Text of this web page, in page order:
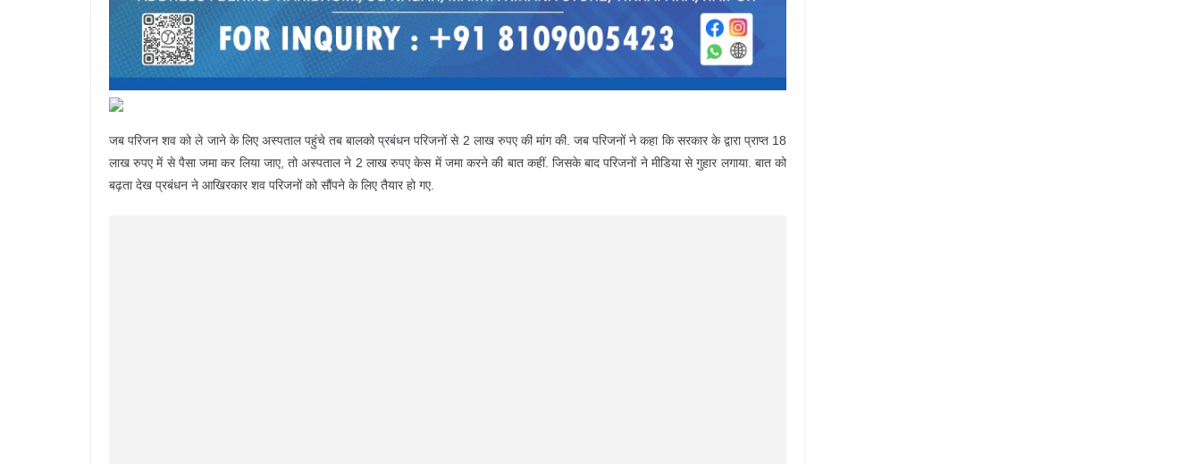
जब परिजन शव को ले जाने के लिए अस्पताल पहुंचे तब बालको प्रबंधन परिजनों से 2 लाख रुपए की मांग की. जब परिजनों ने कहा कि सरकार के द्वारा प्राप्त 18
लाख रुपए में से पैसा जमा कर लिया जाए, तो अस्पताल ने 2 लाख रुपए केस में जमा करने की बात कहीं. जिसके बाद परिजनों ने मीडिया से गुहार लगाया. बात को
बढ़ता देख प्रबंधन ने आखिरकार शव परिजनों को सौंपने के लिए तैयार हो गए.